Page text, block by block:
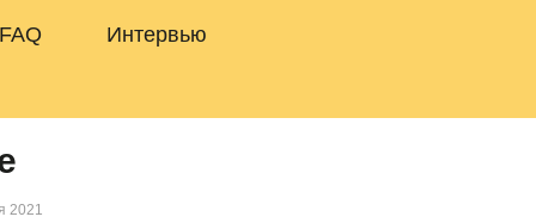
FAQ
Интервью
2021